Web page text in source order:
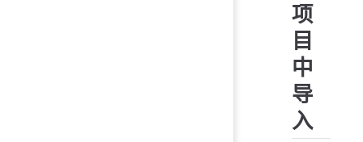
项
目
中
导
入